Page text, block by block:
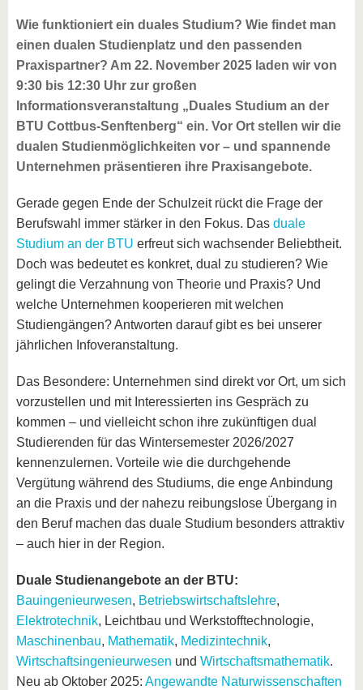
Wie funktioniert ein duales Studium? Wie findet man
einen dualen Studienplatz und den passenden
Praxispartner? Am 22. November 2025 laden wir von
9:30 bis 12:30 Uhr zur großen
Informationsveranstaltung „Duales Studium an der
BTU Cottbus-Senftenberg“ ein. Vor Ort stellen wir die
dualen Studienmöglichkeiten vor – und spannende
Unternehmen präsentieren ihre Praxisangebote.
Gerade gegen Ende der Schulzeit rückt die Frage der
Berufswahl immer stärker in den Fokus. Das duale
Studium an der BTU erfreut sich wachsender Beliebtheit.
Doch was bedeutet es konkret, dual zu studieren? Wie
gelingt die Verzahnung von Theorie und Praxis? Und
welche Unternehmen kooperieren mit welchen
Studiengängen? Antworten darauf gibt es bei unserer
jährlichen Infoveranstaltung.
Das Besondere: Unternehmen sind direkt vor Ort, um sich
vorzustellen und mit Interessierten ins Gespräch zu
kommen – und vielleicht schon ihre zukünftigen dual
Studierenden für das Wintersemester 2026/2027
kennenzulernen. Vorteile wie die durchgehende
Vergütung während des Studiums, die enge Anbindung
an die Praxis und der nahezu reibungslose Übergang in
den Beruf machen das duale Studium besonders attraktiv
– auch hier in der Region.
Duale Studienangebote an der BTU:
Bauingenieurwesen, Betriebswirtschaftslehre,
Elektrotechnik, Leichtbau und Werkstofftechnologie,
Maschinenbau, Mathematik, Medizintechnik,
Wirtschaftsingenieurwesen und Wirtschaftsmathematik.
Neu ab Oktober 2025: Angewandte Naturwissenschaften